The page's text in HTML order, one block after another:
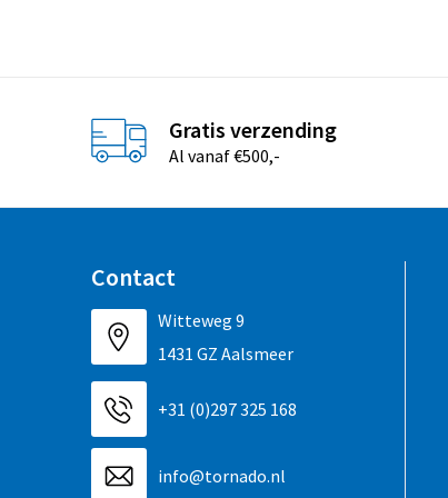
Gratis verzending
Al vanaf €500,-
Contact
Witteweg 9
1431 GZ Aalsmeer
+31 (0)297 325 168
info@tornado.nl